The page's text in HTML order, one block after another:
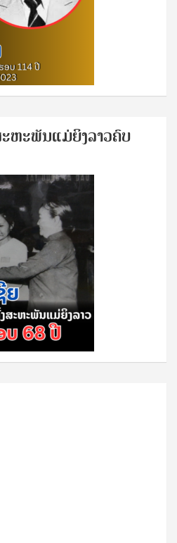
ະ​ຫະ​ພັນ​ແມ່​ຍິງ​​ລາວຄົບ​